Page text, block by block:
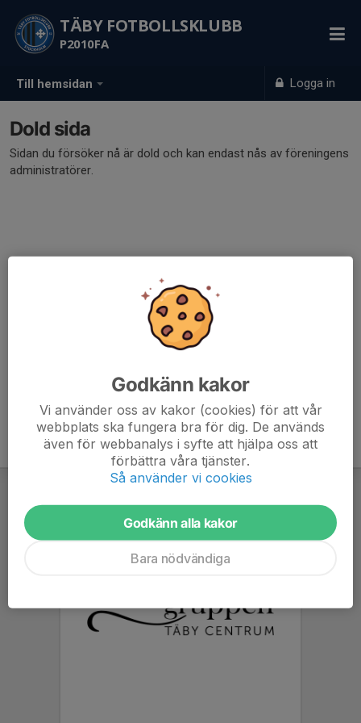
Till hemsidan Logga in
TÄBY FOTBOLLSKLUBB
P2010FA
Dold sida
Sidan du försöker nå är dold och kan endast nås av föreningens
administratörer.
Godkänn kakor
Vi använder oss av kakor (cookies) för att vår
webbplats ska fungera bra för dig. De används
även för webbanalys i syfte att hjälpa oss att
förbättra våra tjänster.
Så använder vi cookies
Godkänn alla kakor
Bara nödvändiga